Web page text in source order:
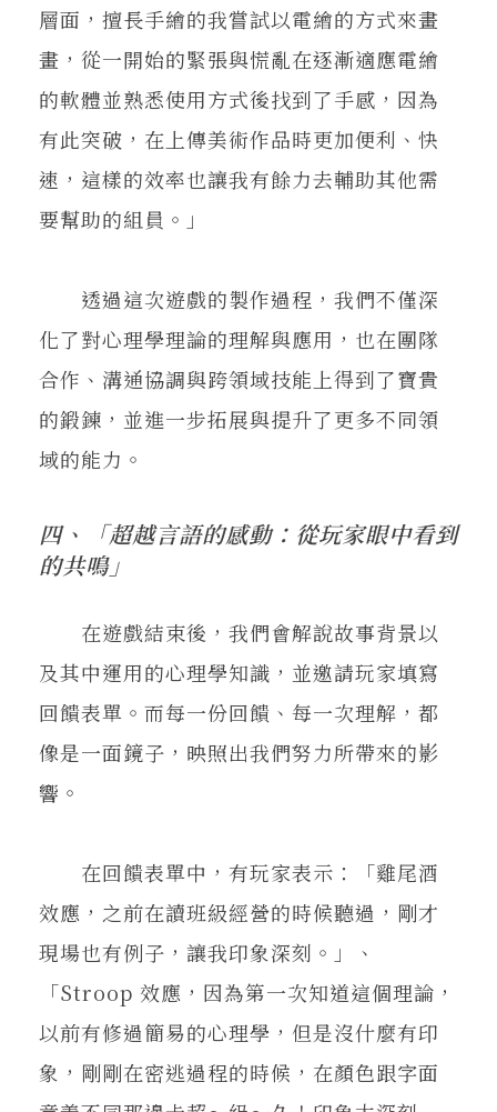
層面，擅長手繪的我嘗試以電繪的方式來畫
畫，從一開始的緊張與慌亂在逐漸適應電繪
的軟體並熟悉使用方式後找到了手感，因為
有此突破，在上傳美術作品時更加便利、快
速，這樣的效率也讓我有餘力去輔助其他需
要幫助的組員。」
透過這次遊戲的製作過程，我們不僅深
化了對心理學理論的理解與應用，也在團隊
合作、溝通協調與跨領域技能上得到了寶貴
的鍛鍊，並進一步拓展與提升了更多不同領
域的能力。
四、「超越言語的感動：從玩家眼中看到
的共鳴」
在遊戲結束後，我們會解說故事背景以
及其中運用的心理學知識，並邀請玩家填寫
回饋表單。而每一份回饋、每一次理解，都
像是一面鏡子，映照出我們努力所帶來的影
響。
在回饋表單中，有玩家表示：「雞尾酒
效應，之前在讀班級經營的時候聽過，剛才
現場也有例子，讓我印象深刻。」、
「Stroop 效應，因為第一次知道這個理論，
以前有修過簡易的心理學，但是沒什麼有印
象，剛剛在密逃過程的時候，在顏色跟字面